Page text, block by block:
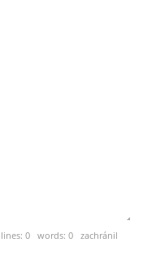
lines: 0 words: 0 zachránil